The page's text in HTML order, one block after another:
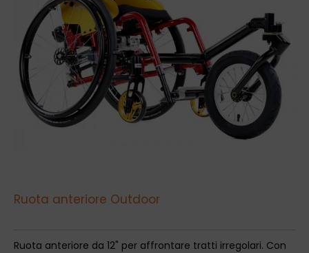
Ruota anteriore Outdoor
Ruota anteriore da 12" per affrontare tratti irregolari. Con